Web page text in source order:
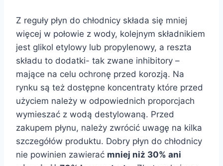
Z reguły płyn do chłodnicy składa się mniej
więcej w połowie z wody, kolejnym składnikiem
jest glikol etylowy lub propylenowy, a reszta
składu to dodatki- tak zwane inhibitory –
mające na celu ochronę przed korozją. Na
rynku są też dostępne koncentraty które przed
użyciem należy w odpowiednich proporcjach
wymieszać z wodą destylowaną. Przed
zakupem płynu, należy zwrócić uwagę na kilka
szczegółów produktu. Dobry płyn do chłodnicy
nie powinien zawierać mniej niż 30% ani